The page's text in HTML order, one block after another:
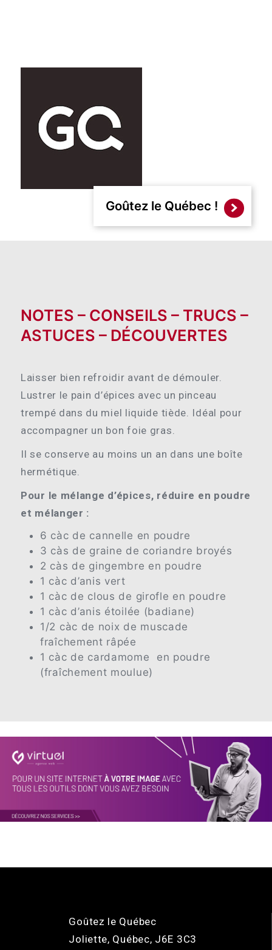
Goûtez le Québec !
NOTES – CONSEILS – TRUCS –
ASTUCES – DÉCOUVERTES
Laisser bien refroidir avant de démouler.
Lustrer le pain d’épices avec un pinceau
trempé dans du miel liquide tiède. Idéal pour
accompagner un bon foie gras.
Il se conserve au moins un an dans une boîte
hermétique.
Pour le mélange d’épices, réduire en poudre
et mélanger :
6 càc de cannelle en poudre
3 càs de graine de coriandre broyés
2 càs de gingembre en poudre
1 càc d’anis vert
1 càc de clous de girofle en poudre
1 càc d’anis étoilée (badiane)
1/2 càc de noix de muscade
fraîchement râpée
1 càc de cardamome en poudre
(fraîchement moulue)
Goûtez le Québec
Joliette, Québec, J6E 3C3